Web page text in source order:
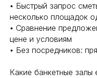
• Быстрый запрос
несколько площадок
• Сравнение
цене и условиям
• Без посредников:
Какие банкетные залы